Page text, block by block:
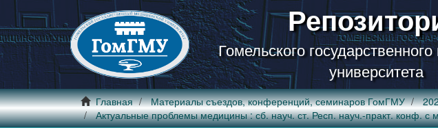
Гомельского
университета
Главная Материалы съездов, конференций, семинаров ГомГМУ
Актуальные проблемы медицины : сб. науч. ст. Респ. науч.-практ. конф.